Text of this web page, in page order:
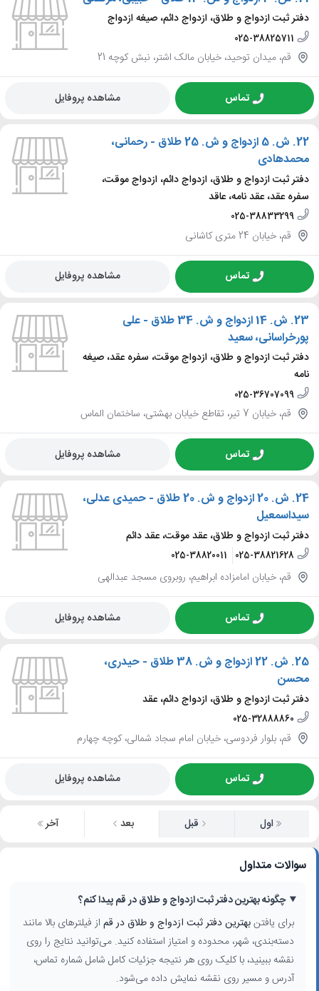
دفتر ثبت ازدواج و طلاق، ازدواج دائم، صیغه ازدواج
025-38825711
قم، میدان توحید، خیابان مالک اشتر، نبش کوچه 21
تماس مشاهده پروفایل
22.
ش. 5 ازدواج و ش. 25 طلاق - رحمانی،
محمدهادی
دفتر ثبت ازدواج و طلاق، ازدواج دائم، ازدواج موقت،
سفره عقد، عقد نامه، عاقد
025-38833299
قم، خیابان 24 متری کاشانی
تماس مشاهده پروفایل
23.
ش. 14 ازدواج و ش. 34 طلاق - علی
پورخراسانی، سعید
دفتر ثبت ازدواج و طلاق، ازدواج موقت، سفره عقد، صیغه
نامه
025-36707099
قم، خیابان 7 تیر، تقاطع خیابان بهشتی، ساختمان الماس
تماس مشاهده پروفایل
24.
ش. 20 ازدواج و ش. 20 طلاق - حمیدی عدلی،
سیداسمعیل
دفتر ثبت ازدواج و طلاق، عقد موقت، عقد دائم
025-38821628
025-38820011
قم، خیابان امامزاده ابراهیم، روبروی مسجد عبدالهی
تماس مشاهده پروفایل
25.
ش. 22 ازدواج و ش. 38 طلاق - حیدری،
محسن
دفتر ثبت ازدواج و طلاق، ازدواج دائم، عقد
025-32888860
قم، بلوار فردوسی، خیابان امام سجاد شمالی، کوچه چهارم
تماس مشاهده پروفایل
اول قبل بعد آخر
سوالات متداول
چگونه بهترین دفتر ثبت ازدواج و طلاق در قم پیدا کنم؟
برای یافتنبهترین دفتر ثبت ازدواج و طلاق در قم از فیلترهای بالا مانند
دسته‌بندی، شهر، محدوده و امتیاز استفاده کنید. می‌توانید نتایج را روی
نقشه ببینید، با کلیک روی هر نتیجه جزئیات کامل شامل شماره تماس،
آدرس و مسیر روی نقشه نمایش داده می‌شود.